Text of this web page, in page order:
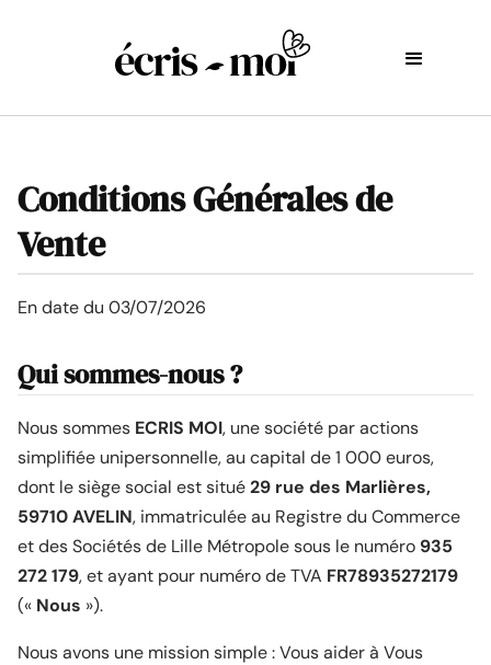
Conditions Générales de
Vente
En date du 03/07/2026
Qui sommes-nous ?
Nous sommes ECRIS MOI, une société par actions
simplifiée unipersonnelle, au capital de 1 000 euros,
dont le siège social est situé29 rue des Marlières,
59710 AVELIN, immatriculée au Registre du Commerce
et des Sociétés de Lille Métropole sous le numéro 935
272 179, et ayant pour numéro de TVA FR78935272179
(« Nous »).
Nous avons une mission simple : Vous aider à Vous